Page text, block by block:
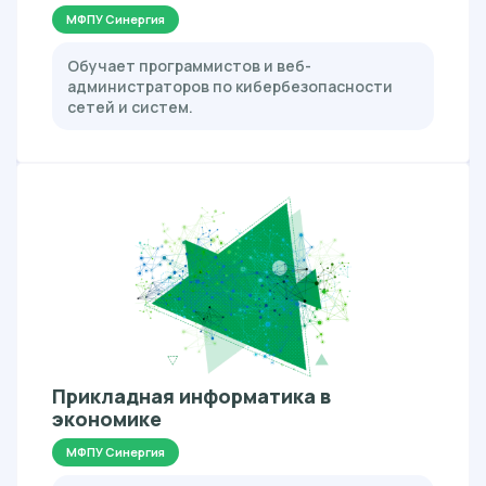
МФПУ Синергия
Обучает программистов и веб-
администраторов по кибербезопасности
сетей и систем.
Прикладная информатика в
экономике
МФПУ Синергия